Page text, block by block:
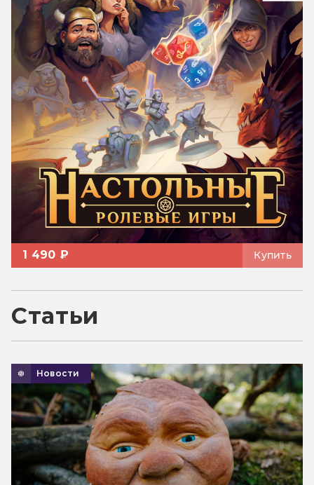
1 490 ₽ Купить
Статьи
Новости